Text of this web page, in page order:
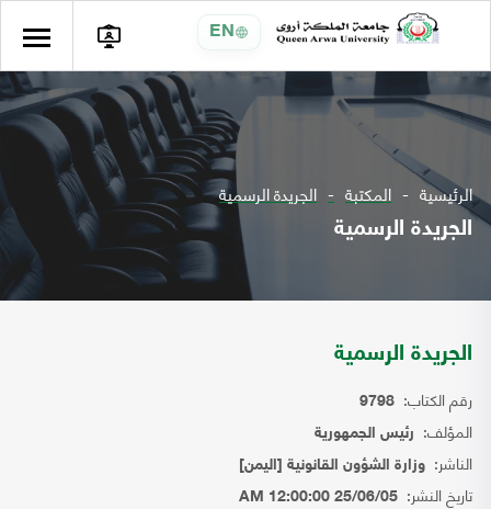
EN
الرئيسية المكتبة الجريدة الرسمية
الجريدة الرسمية
الجريدة الرسمية
رقم الكتاب: 9798
المؤلف: رئيس الجمهورية
الناشر: وزارة الشؤون القانونية [اليمن]
تاريخ النشر: 25/06/05 12:00:00 AM